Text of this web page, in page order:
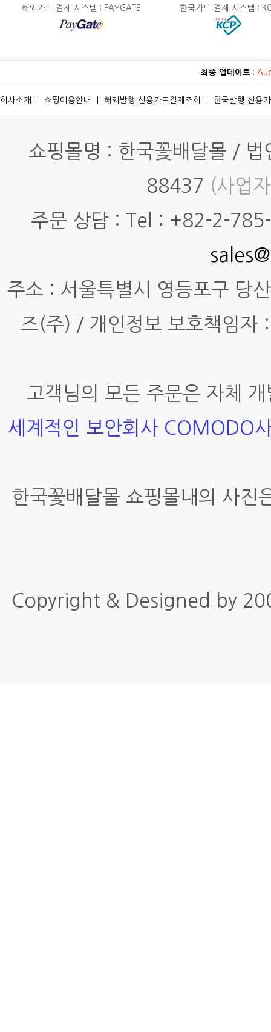
해외카드 결제 시스템 : PAYGATE 한국카드 결제 시스템 :
최종 업데이트 :
회사소개 쇼핑이용안내 해외발행 신용카드결제조회 한국발행 신용
쇼핑몰명 : 한국꽃배달몰 /
88437 (사업
주문 상담 : Tel : +82-2-
주소 : 서울특별시 영등포구 당
즈(주) / 개인정보 보호책임
고객님의 모든 주문은 자체
세계적인 보안회사 COMODO
한국꽃배달몰 쇼핑몰내의 사진
Copyright & Designed by